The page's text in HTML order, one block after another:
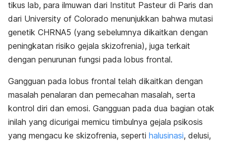
tikus lab, para ilmuwan dari Institut Pasteur di Paris dan
dari University of Colorado menunjukkan bahwa mutasi
genetik CHRNA5 (yang sebelumnya dikaitkan dengan
peningkatan risiko gejala skizofrenia), juga terkait
dengan penurunan fungsi pada lobus frontal.
Gangguan pada lobus frontal telah dikaitkan dengan
masalah penalaran dan pemecahan masalah, serta
kontrol diri dan emosi. Gangguan pada dua bagian otak
inilah yang dicurigai memicu timbulnya gejala psikosis
yang mengacu ke skizofrenia, seperti halusinasi, delusi,